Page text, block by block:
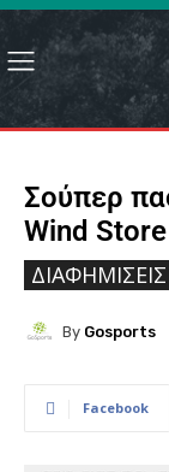
Σούπερ
Wind
ΔΙΑΦΗΜΊΣΕΙΣ
By Gosports
Facebook